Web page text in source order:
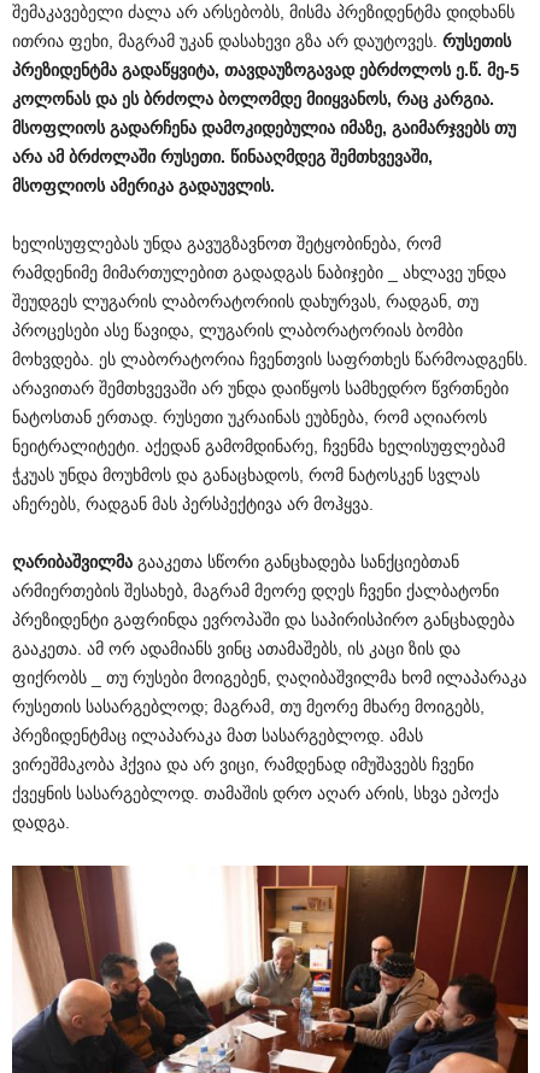
შემაკავებელი ძალა არ არსებობს, მისმა პრეზიდენტმა დიდხანს
ითრია ფეხი, მაგრამ უკან დასახევი გზა არ დაუტოვეს. რუსეთის
პრეზიდენტმა გადაწყვიტა, თავდაუზოგავად ებრძოლოს ე.წ. მე-5
კოლონას და ეს ბრძოლა ბოლომდე მიიყვანოს, რაც კარგია.
მსოფლიოს გადარჩენა დამოკიდებულია იმაზე, გაიმარჯვებს თუ
არა ამ ბრძოლაში რუსეთი. წინააღმდეგ შემთხვევაში,
მსოფლიოს ამერიკა გადაუვლის.
ხელისუფლებას უნდა გავუგზავნოთ შეტყობინება, რომ
რამდენიმე მიმართულებით გადადგას ნაბიჯები _ ახლავე უნდა
შეუდგეს ლუგარის ლაბორატორიის დახურვას, რადგან, თუ
პროცესები ასე წავიდა, ლუგარის ლაბორატორიას ბომბი
მოხვდება. ეს ლაბორატორია ჩვენთვის საფრთხეს წარმოადგენს.
არავითარ შემთხვევაში არ უნდა დაიწყოს სამხედრო წვრთნები
ნატოსთან ერთად. რუსეთი უკრაინას ეუბნება, რომ აღიაროს
ნეიტრალიტეტი. აქედან გამომდინარე, ჩვენმა ხელისუფლებამ
ჭკუას უნდა მოუხმოს და განაცხადოს, რომ ნატოსკენ სვლას
აჩერებს, რადგან მას პერსპექტივა არ მოჰყვა.
ღარიბაშვილმა გააკეთა სწორი განცხადება სანქციებთან
არმიერთების შესახებ, მაგრამ მეორე დღეს ჩვენი ქალბატონი
პრეზიდენტი გაფრინდა ევროპაში და საპირისპირო განცხადება
გააკეთა. ამ ორ ადამიანს ვინც ათამაშებს, ის კაცი ზის და
ფიქრობს _ თუ რუსები მოიგებენ, ღაღიბაშვილმა ხომ ილაპარაკა
რუსეთის სასარგებლოდ; მაგრამ, თუ მეორე მხარე მოიგებს,
პრეზიდენტმაც ილაპარაკა მათ სასარგებლოდ. ამას
ვირეშმაკობა ჰქვია და არ ვიცი, რამდენად იმუშავებს ჩვენი
ქვეყნის სასარგებლოდ. თამაშის დრო აღარ არის, სხვა ეპოქა
დადგა.